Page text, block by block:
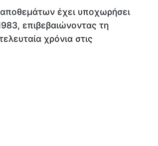
έχει υποχωρήσει
επιβεβαιώνοντας τη
χρόνια στις